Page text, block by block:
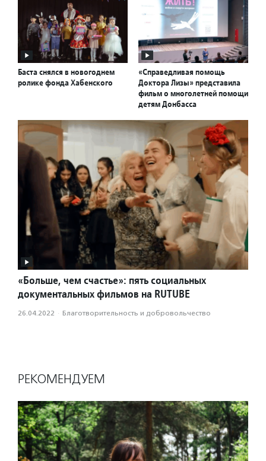
Баста снялся в новогоднем
ролике фонда Хабенского
«Справедливая помощь
Доктора Лизы» представила
фильм о многолетней помощи
детям Донбасса
«Больше, чем счастье»: пять социальных
документальных фильмов на RUTUBE
26.04.2022 · Благотвори­тель­ность и доброволь­чест­во
РЕКОМЕНДУЕМ